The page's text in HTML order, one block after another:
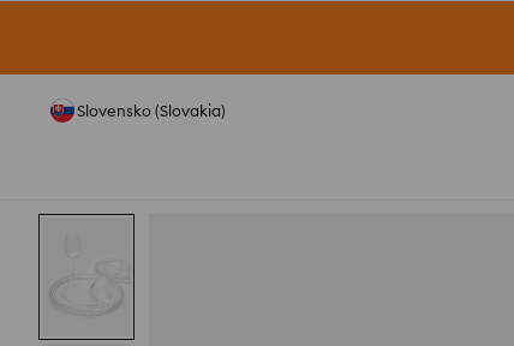
Slovensko (Slovakia)